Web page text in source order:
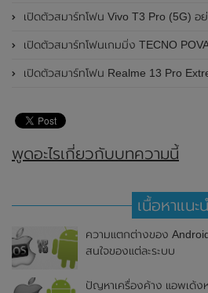
เปิดตัวสมาร์ทโฟน Vivo T3 Pro (5G) อย่างเ
เปิดตัวสมาร์ทโฟนเกมมิ่ง TECNO POVA 6 Neo อย่างเป็นทา
เปิดตัวสมาร์ทโฟน Realme 13 Pro Extreme
พูดอะไรเกี่ยวกับบทความนี้
เนื้อหาแนะ
ความแตกต่างของ
สนใจของแต่ละระบบ
ปัญหาเครื่องค้าง แอพเด้ง